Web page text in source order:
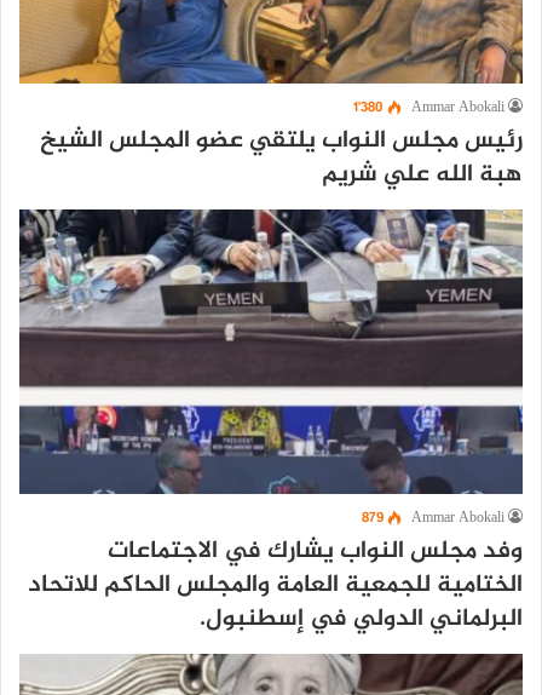
Ammar Abokali 1٬380
رئيس مجلس النواب يلتقي عضو المجلس الشيخ
هبة الله علي شريم
Ammar Abokali
879
وفد مجلس النواب يشارك في الاجتماعات
الختامية للجمعية العامة والمجلس الحاكم للاتحاد
البرلماني الدولي في إسطنبول.